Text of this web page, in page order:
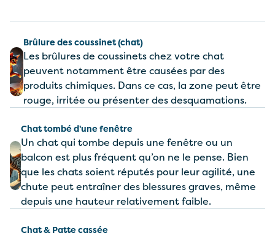
Brûlure des coussinet (chat)
Les brûlures de coussinets chez votre chat
peuvent notamment être causées par des
produits chimiques. Dans ce cas, la zone peut être
rouge, irritée ou présenter des desquamations.
Chat tombé d'une fenêtre
Un chat qui tombe depuis une fenêtre ou un
balcon est plus fréquent qu’on ne le pense. Bien
que les chats soient réputés pour leur agilité, une
chute peut entraîner des blessures graves, même
depuis une hauteur relativement faible.
Chat & Patte cassée